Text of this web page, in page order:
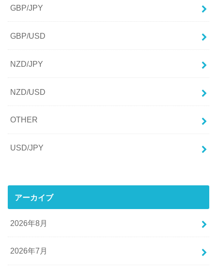
GBP/JPY
GBP/USD
NZD/JPY
NZD/USD
OTHER
USD/JPY
アーカイブ
2026年8月
2026年7月